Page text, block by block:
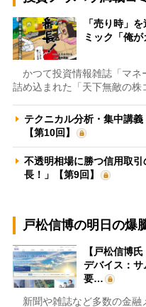
「売り時」
ミック「俺が
かつて投資情報雑誌「マネ
詰め込まれた「天下無敵の株
テクニカル分析・集中講
【第10回】
不透明相場に勝つ信用取
長！」【第9回】
戸松信博の明日の爆
【戸松信博
デバイス：
要…
新聞や雑誌など多数の金融